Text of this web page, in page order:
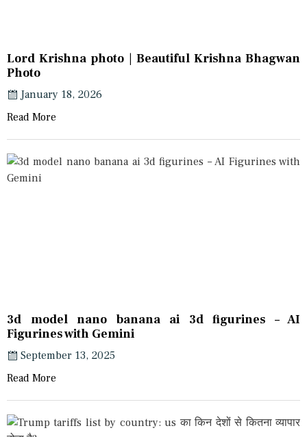
Lord Krishna photo | Beautiful Krishna Bhagwan
Photo
January 18, 2026
Read More
3d model nano banana ai 3d figurines – AI
Figurines with Gemini
September 13, 2025
Read More